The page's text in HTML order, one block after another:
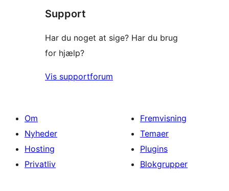
Support
Har du noget at sige? Har du brug
for hjælp?
Vis supportforum
Om
Nyheder
Hosting
Privatliv
Fremvisning
Temaer
Plugins
Blokgrupper